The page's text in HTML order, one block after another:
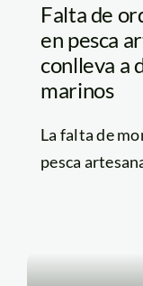
Falta de
en pesca
conlleva a
marinos
La falta de
pesca